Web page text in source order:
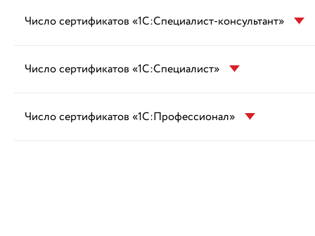
Число сертификатов «1С:Специалист-консультант»
Число сертификатов «1С:Специалист»
Число сертификатов «1С:Профессионал»